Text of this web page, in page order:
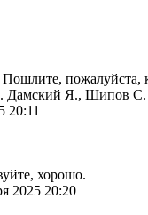
Пошлите, пожалуйста,
Дамский Я., Шипов
20:11
хорошо.
2025 20:20